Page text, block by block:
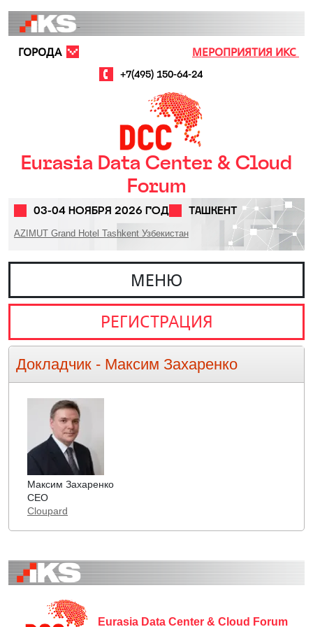
МЕРОПРИЯТИЯ ИКС
+7(495) 150-64-24
ГОРОДА
Eurasia Data Center & Cloud
Forum
03-04 НОЯБРЯ 2026 ГОД ТАШКЕНТ
AZIMUT Grand Hotel Tashkent Узбекистан
МЕНЮ
РЕГИСТРАЦИЯ
Докладчик - Максим Захаренко
Максим Захаренко
CEO
Cloupard
Eurasia Data Center & Cloud Forum